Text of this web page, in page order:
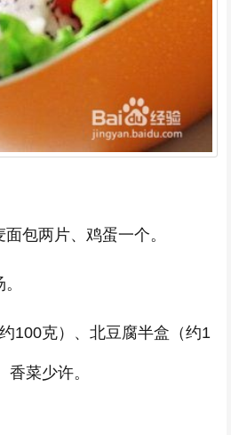
包两片、鸡蛋一个。
100克）、北豆腐半盒（约1
菜少许。